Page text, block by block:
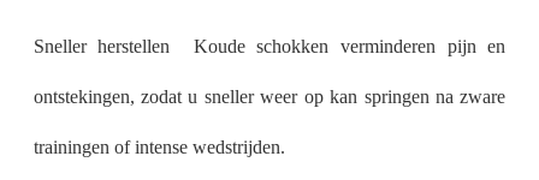
Sneller herstellen ️ Koude schokken verminderen pijn en
ontstekingen, zodat u sneller weer op kan springen na zware
trainingen of intense wedstrijden.